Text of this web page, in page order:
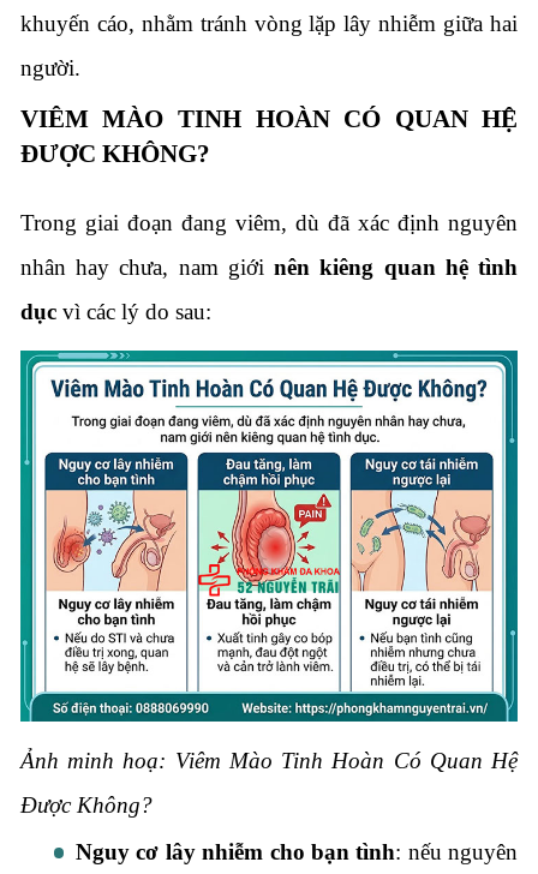
khuyến cáo, nhằm tránh vòng lặp lây nhiễm giữa hai
người.
VIÊM MÀO TINH HOÀN CÓ QUAN HỆ
ĐƯỢC KHÔNG?
Trong giai đoạn đang viêm, dù đã xác định nguyên
nhân hay chưa, nam giớinên kiêng quan hệ tình
dụcvì các lý do sau:
Ảnh minh hoạ: Viêm Mào Tinh Hoàn Có Quan Hệ
Được Không?
Nguy cơ lây nhiễm cho bạn tình: nếu nguyên